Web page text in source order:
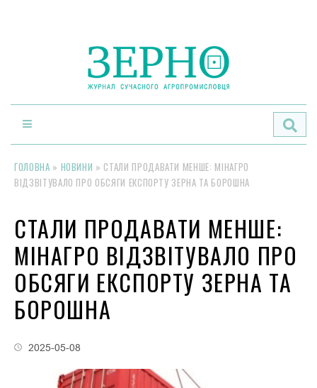
ГОЛОВНА » НОВИНИ » СТАЛИ ПРОДАВАТИ МЕНШЕ: МІНАГРО
ВІДЗВІТУВАЛО ПРО ОБСЯГИ ЕКСПОРТУ ЗЕРНА ТА БОРОШНА
СТАЛИ ПРОДАВАТИ МЕНШЕ:
МІНАГРО ВІДЗВІТУВАЛО ПРО
ОБСЯГИ ЕКСПОРТУ ЗЕРНА ТА
БОРОШНА
2025-05-08